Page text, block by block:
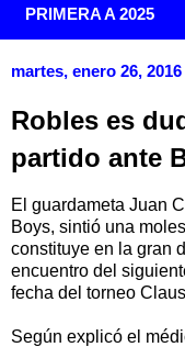
PRIMERA A 2025
martes, enero 26, 2016
Robles es
partido ante
El guardameta Juan
Boys, sintió una
constituye en la gran
encuentro del
fecha del torneo
Según explicó el